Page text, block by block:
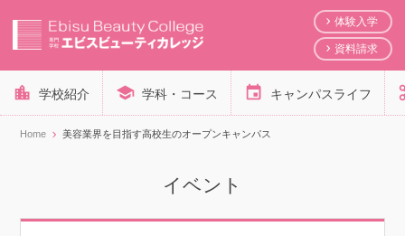
体験入学
資料請求
学校紹介 学科・コース キャンパスライフ
Home 美容業界を目指す高校生のオープンキャンパス
イベント